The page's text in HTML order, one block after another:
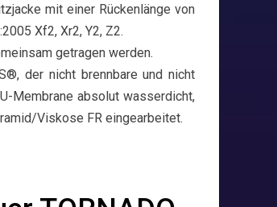
mit einer Rückenlänge von
Xf2, Xr2, Y2, Z2.
getragen werden.
der nicht brennbare und nicht
Membrane absolut wasserdicht,
Viskose FR eingearbeitet.